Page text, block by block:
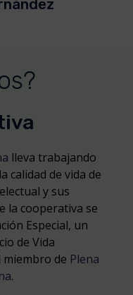
lleva trabajando
calidad de vida de
y sus
la cooperativa se
Especial, un
de Vida
miembro de Plena
.